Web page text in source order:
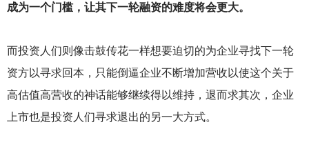
成为一个门槛，让其下一轮融资的难度将会更大。
而投资人们则像击鼓传花一样想要迫切的为企业寻找下一轮
资方以寻求回本，只能倒逼企业不断增加营收以使这个关于
高估值高营收的神话能够继续得以维持，退而求其次，企业
上市也是投资人们寻求退出的另一大方式。